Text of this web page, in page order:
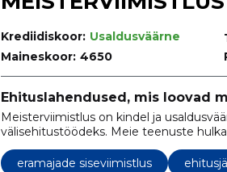
Krediidiskoor: Usaldusväärne
Maineskoor: 4650
Ehituslahendused, mis loovad
Meisterviimistlus on kindel ja
välisehitustöödeks. Meie teenuste
siseviimistlustööd ja parketipaigaldus.
tipptasemel töö ja klientide rahulolu.
eramajade siseviimistlus